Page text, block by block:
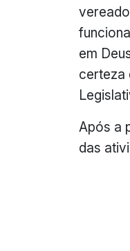
em
certeza
Após a
das